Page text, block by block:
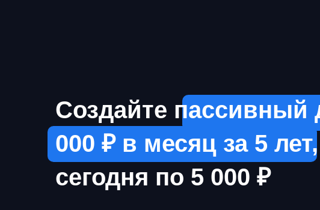
Создайте пассивный
000 ₽ в месяц за 5
сегодня по 5 000 ₽